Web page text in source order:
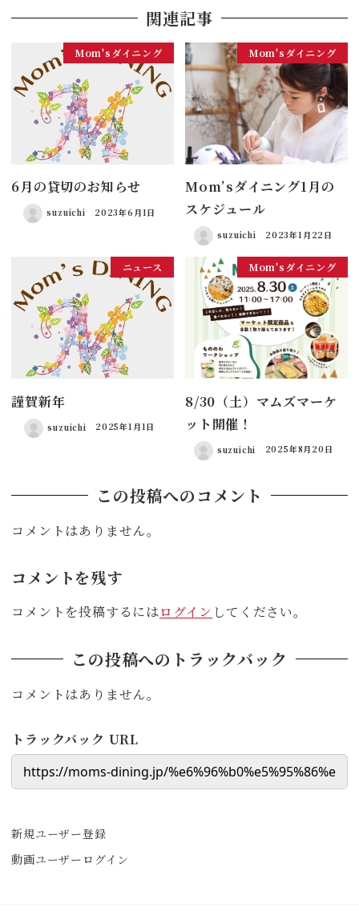
関連記事
Mom'sダイニング
6月の貸切のお知らせ
suzuichi 2023年6月1日
Mom'sダイニング
Mom’sダイニング1月の
スケジュール
suzuichi 2023年1月22日
ニュース
謹賀新年
suzuichi 2025年1月1日
Mom'sダイニング
8/30（土）マムズマーケ
ット開催！
suzuichi 2025年8月20日
この投稿へのコメント
コメントはありません。
コメントを残す
コメントを投稿するにはログイン してください。
この投稿へのトラックバック
コメントはありません。
トラックバック URL
新規ユーザー登録
動画ユーザーログイン